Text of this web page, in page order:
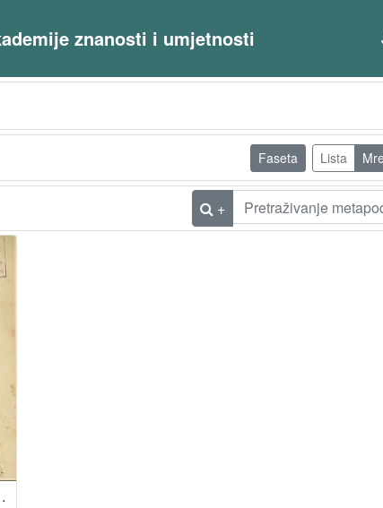
znanosti i umjetnosti
Faseta Lista
+
: za godinu ...